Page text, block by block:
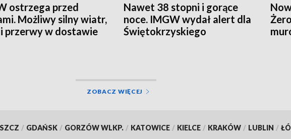
ostrzega przed
Możliwy silny wiatr,
przerwy w dostawie
Nawet 38 stopni i gorące
noce. IMGW wydał alert dla
Świętokrzyskiego
ZOBACZ WIĘCEJ
/ GDAŃSK / GORZÓW WLKP. / KATOWICE / KIELCE / KRAKÓW / LUBLIN /